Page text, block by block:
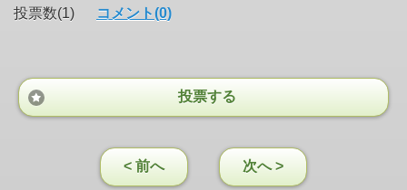
投票数(1) コメント(0)
投票する
< 前へ 次へ >